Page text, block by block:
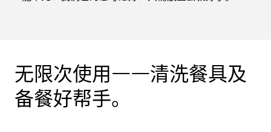
无限次使用——清洗餐具及
备餐好帮手。